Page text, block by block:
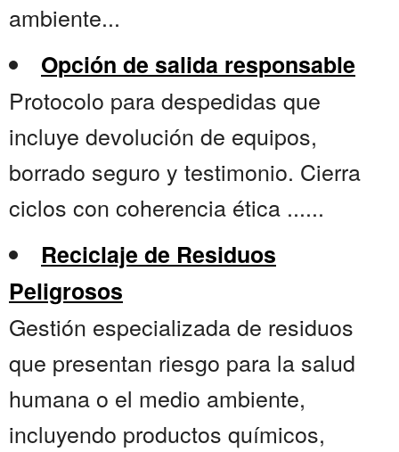
ambiente...
Opción de salida responsable
Protocolo para despedidas que
incluye devolución de equipos,
borrado seguro y testimonio. Cierra
ciclos con coherencia ética ......
Reciclaje de Residuos
Peligrosos
Gestión especializada de residuos
que presentan riesgo para la salud
humana o el medio ambiente,
incluyendo productos químicos,